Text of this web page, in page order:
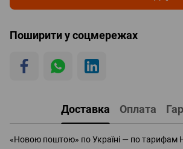
Поширити у соцмережах
Доставка Оплата
«Новою поштою» по Україні — по тарифам